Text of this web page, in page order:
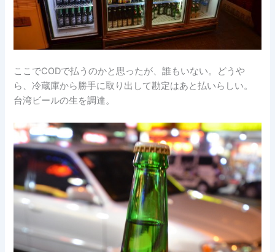
ここでCODで払うのかと思ったが、誰もいない。どうや
ら、冷蔵庫から勝手に取り出して勘定はあと払いらしい。
台湾ビールの生を調達。